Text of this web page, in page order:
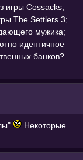
игры Cossacks;
The Settlers 3;
мужика;
идентичное
банков?
Некоторые